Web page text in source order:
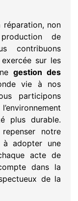
non
de
contribuons
sur les
gestion des
vie à nos
participons
plus durable.
notre
adopter une
acte de
dans la
de la